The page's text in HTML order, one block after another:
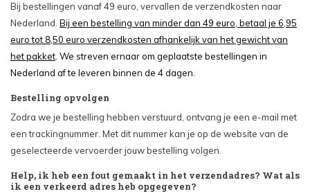
Bij bestellingen vanaf 49 euro, vervallen de verzendkosten naar
Nederland. Bij een bestelling van minder dan 49 euro, betaal je 6 ,95
eurotot 8,50 euro verzendkosten afhankelijk van het gewicht van
het pakket We streven ernaar om geplaatste bestellingen in
Nederland af te leveren binnen de 4 dagen.
Bestelling opvolgen
Zodra we je bestelling hebben verstuurd, ontvang je een e-mail met
een trackingnummer. Met dit nummer kan je op de website van de
geselecteerde vervoerder jouw bestelling volgen.
Help, ik heb een fout gemaakt in het verzendadres? Wat als
ik een verkeerd adres heb opgegeven?